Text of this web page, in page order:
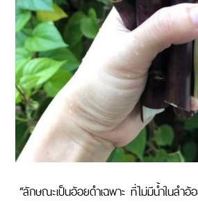
“ลักษณะเป็นอ้อยดำเฉพาะ ที่ไม่มีน้ำในลำอ้